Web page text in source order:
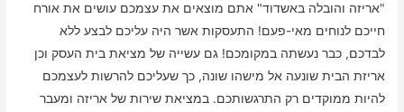
"אריזה והובלה באשדוד" אתם מוצאים את עצמכם עושים את אורח
חייכם לנוחים מאי-פעם! התעסקות אשר היה עליכם לבצע ללא
לבדכם, כבר נעשתה במקומכם! גם עשייה של מציאת בית העסק וכן
אריזת הבית שונעה אל מישהו שונה, כך שעליכם להרשות לעצמכם
להיות ממוקדים רק התרגשותכם. במציאת שירות של אריזה ומעבר